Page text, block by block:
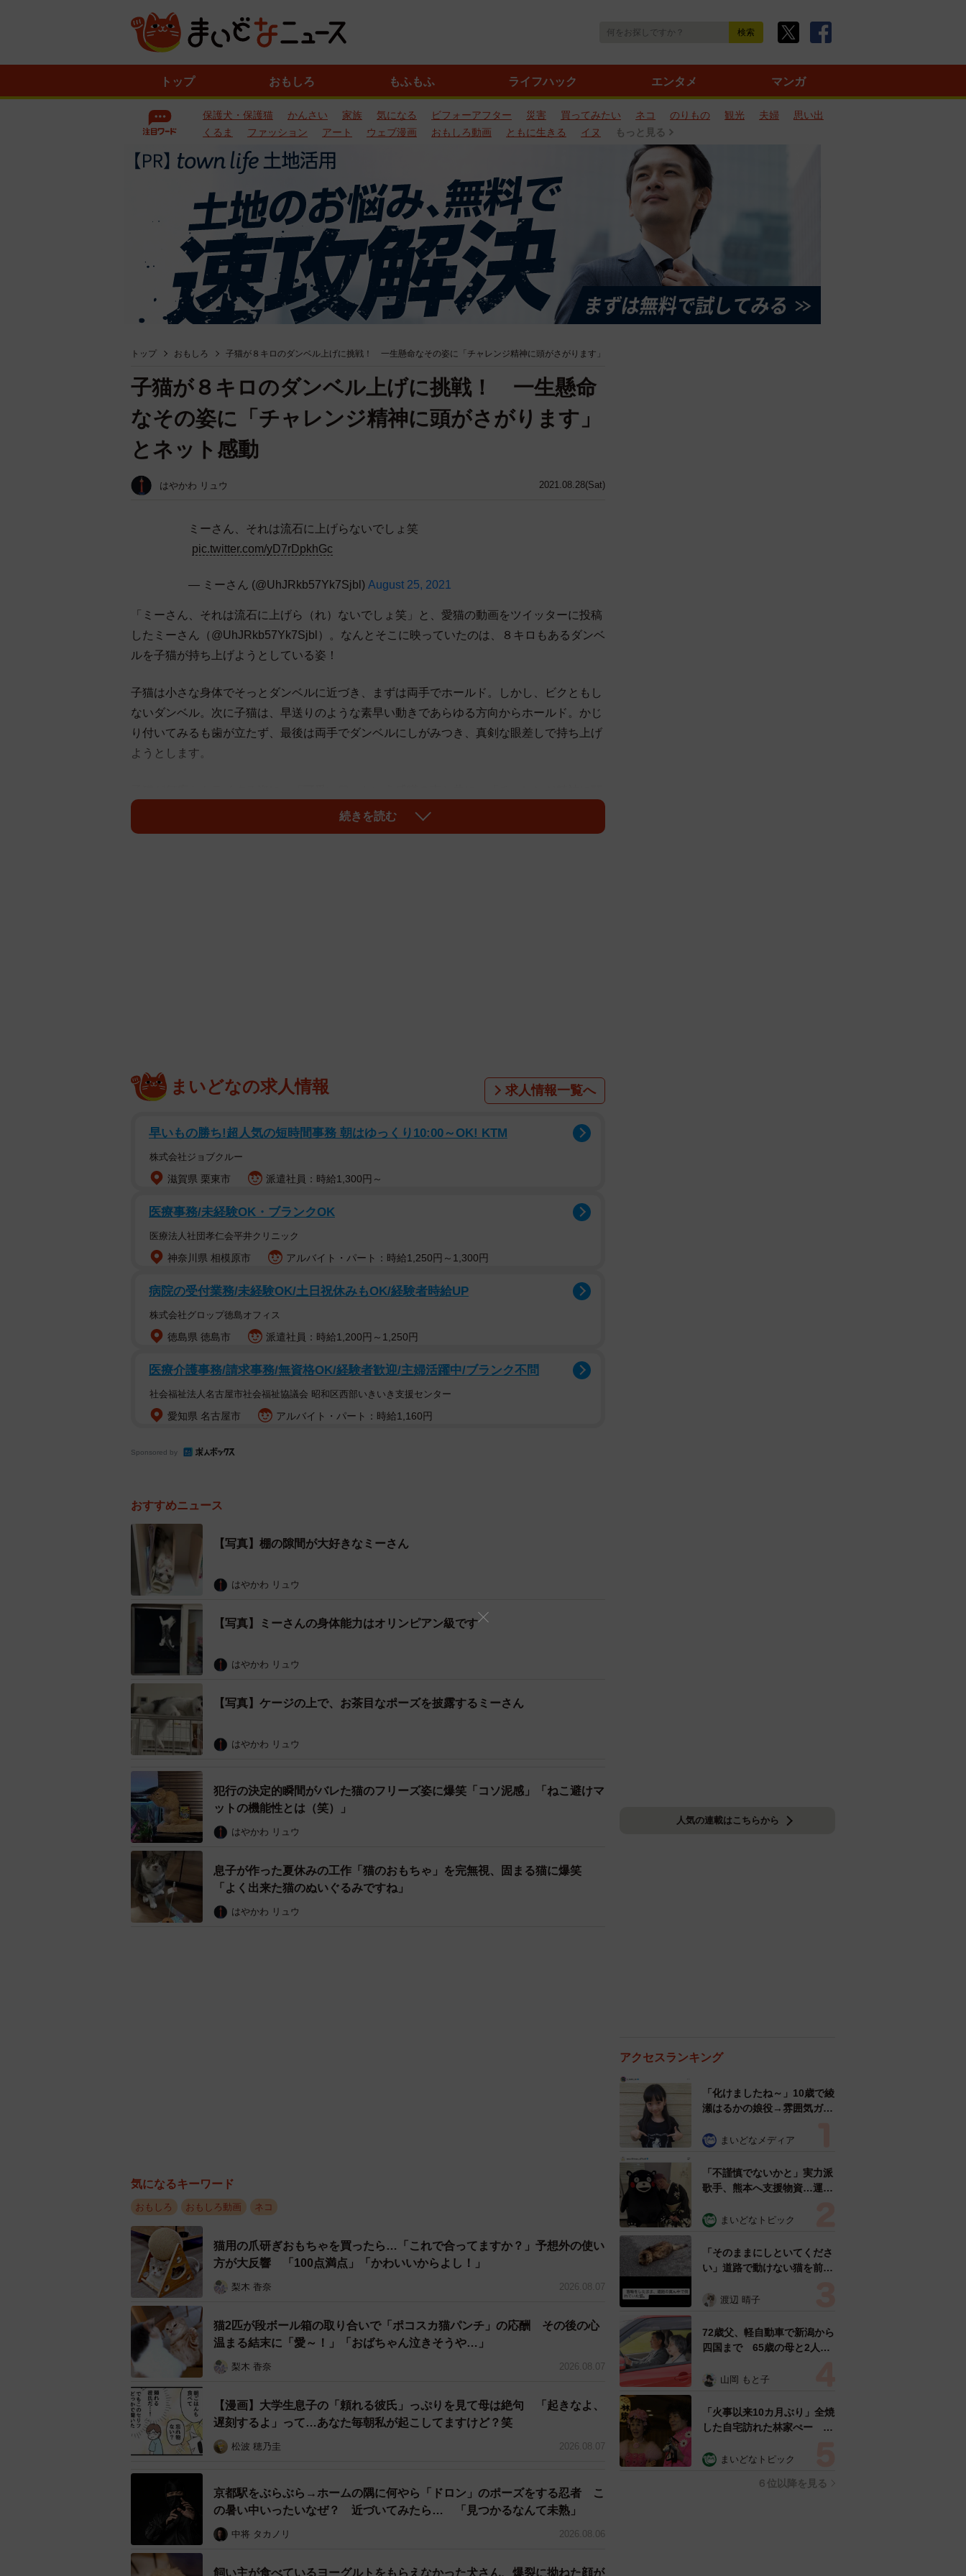
トップ おもしろ もふもふ ライフハック エンタメ マンガ
保護犬・保護猫 かんさい 家族 気になる ビフォーアフター 災害 買ってみたい ネコ のりもの 観光 夫婦
思い出
くるま
ファッション アート ウェブ漫画 おもしろ動画 ともに生きる イヌ もっと見る
トップ おもしろ 子猫が８キロのダンベル上げに挑戦！ 一生懸命なその姿に「チャレンジ精神に頭がさがります」
2021.08.28(Sat)
子猫が８キロのダンベル上げに挑戦！ 一生懸命
なその姿に「チャレンジ精神に頭がさがります」
とネット感動
はやかわ リュウ
ミーさん、それは流石に上げらないでしょ笑
pic.twitter.com/yD7rDpkhGc
— ミーさん (@UhJRkb57Yk7Sjbl) August 25, 2021
「ミーさん、それは流石に上げら（れ）ないでしょ笑」と、愛猫の動画をツイッターに投稿
したミーさん（@UhJRkb57Yk7Sjbl）。なんとそこに映っていたのは、８キロもあるダンベ
ルを子猫が持ち上げようとしている姿！
子猫は小さな身体でそっとダンベルに近づき、まずは両手でホールド。しかし、ビクともし
ないダンベル。次に子猫は、早送りのような素早い動きであらゆる方向からホールド。かじ
り付いてみるも歯が立たず、最後は両手でダンベルにしがみつき、真剣な眼差しで持ち上げ
ようとします。
がさがります」「自分も見習うべきだと思いました。ありがとうございました」という、感
動のリプライが寄せられました。
それにしても、どうしてミーさんは８キロものダンベルを持ち上げようとしていたのか？飼
い主さんにお話を伺いました。
1/14
8キロのダンベルを持ち上げようとしていた子猫のミーさん（提供：ミーさん）
てあの状態になりました。長めの動画をミーさんのYouTubeチャンネルにあげてますので、
併せて見てもらえると何となく雰囲気が分かると思います」
2/14
いや無理だから！（動画からキャプチャー／提供：ミーさん）
ーー今回のダンベルよりも大きいダンベルの下でくつろぐミーさんの写真もツイッターに投
稿されていましたね。
「あれはミーさんがあのダンベルの下にたまたまいて、動けなくなっているみたいに見えた
ダンベルの下でくつろぐミーさん（提供：ミーさん）
ーーミーさんの本当のお気に入りのおもちゃは？
「好きなのは猫じゃらしですね。遊んでいる間はずっと動いています（笑）。たまに暴れ出
す事があり、その時は手に負えません。頭を窓や壁にぶつけてやっと止まる感じです」
続きを読む
まいどなの求人情報 求人情報一覧へ
早いもの勝ち!超人気の短時間事務 朝はゆっくり10:00～OK! KTM
株式会社ジョブクルー
滋賀県 栗東市 派遣社員：時給1,300円～
医療事務/未経験OK・ブランクOK
医療法人社団孝仁会平井クリニック
神奈川県 相模原市 アルバイト・パート：時給1,250円～1,300円
病院の受付業務/未経験OK/土日祝休みもOK/経験者時給UP
株式会社グロップ徳島オフィス
徳島県 徳島市 派遣社員：時給1,200円～1,250円
医療介護事務/請求事務/無資格OK/経験者歓迎/主婦活躍中/ブランク不問
社会福祉法人名古屋市社会福祉協議会 昭和区西部いきいき支援センター
愛知県 名古屋市 アルバイト・パート：時給1,160円
Sponsored by
おすすめニュース
【写真】棚の隙間が大好きなミーさん
はやかわ リュウ
【写真】ミーさんの身体能力はオリンピアン級です
はやかわ リュウ
【写真】ケージの上で、お茶目なポーズを披露するミーさん
はやかわ リュウ
犯行の決定的瞬間がバレた猫のフリーズ姿に爆笑「コソ泥感」「ねこ避けマ
ットの機能性とは（笑）」
はやかわ リュウ
息子が作った夏休みの工作「猫のおもちゃ」を完無視、固まる猫に爆笑
「よく出来た猫のぬいぐるみですね」
はやかわ リュウ
気になるキーワード
おもしろ おもしろ動画 ネコ
猫用の爪研ぎおもちゃを買ったら…「これで合ってますか？」予想外の使い
方が大反響 「100点満点」「かわいいからよし！」
梨木 香奈 2026.08.07
猫2匹が段ボール箱の取り合いで「ポコスカ猫パンチ」の応酬 その後の心
温まる結末に「愛～！」「おばちゃん泣きそうや…」
梨木 香奈 2026.08.07
【漫画】大学生息子の「頼れる彼氏」っぷりを見て母は絶句 「起きなよ、
遅刻するよ」って…あなた毎朝私が起こしてますけど？笑
松波 穂乃圭 2026.08.07
京都駅をぶらぶら→ホームの隅に何やら「ドロン」のポーズをする忍者 こ
の暑い中いったいなぜ？ 近づいてみたら… 「見つかるなんて未熟」
中将 タカノリ 2026.08.06
飼い主が食べているヨーグルトをもらえなかった犬さん、爆裂に拗ねた顔が
人気の連載はこちらから
アクセスランキング
「化けましたね～」10歳で綾
瀬はるかの娘役→雰囲気ガラ
雰囲気が」「宝塚に入れそ
まいどなメディア
「不謹慎でないかと」実力派
歌手、熊本へ支援物資…運搬
めらい 「痛いほど伝わる」
まいどなトピック
「そのままにしといてくださ
い」道路で動けない猫を前に
ようとした4日間 「命の重
表の訴え
渡辺 晴子
72歳父、軽自動車で新潟から
四国まで 65歳の母と2人で
憩まで分刻み… 「大学生で
山岡 もと子
「火事以来10カ月ぶり」全焼
した自宅訪れた林家ぺー 内
ン状態の部屋に呆然
まいどなトピック
６位以降を見る